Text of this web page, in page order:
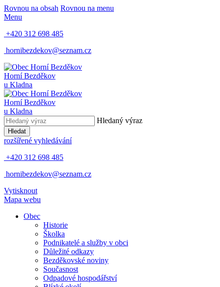
Rovnou na obsah Rovnou na menu
Menu
+420 312 698 485
hornibezdekov@seznam.cz
Horní Bezděkov
u Kladna
Horní Bezděkov
u Kladna
Hledaný výraz
Hledat
rozšířené vyhledávání
+420 312 698 485
hornibezdekov@seznam.cz
Vytisknout
Mapa webu
Obec
Historie
Školka
Podnikatelé a služby v obci
Důležité odkazy
Bezděkovské noviny
Současnost
Odpadové hospodářství